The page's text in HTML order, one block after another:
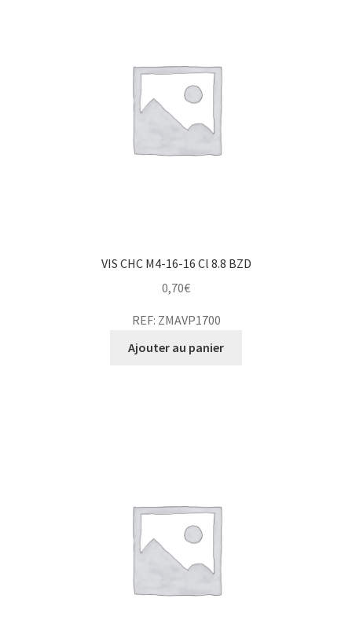
VIS CHC M4-16-16 Cl 8.8 BZD
0,70€
REF: ZMAVP1700
Ajouter au panier